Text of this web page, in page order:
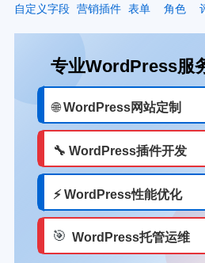
自定义字段 营销插件 表单 角色